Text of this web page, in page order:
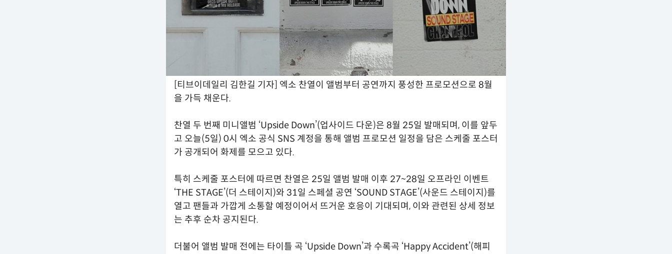
[티브이데일리 김한길 기자] 엑소 찬열이 앨범부터 공연까지 풍성한 프로모션으로 8월
을 가득 채운다.
찬열 두 번째 미니앨범 ‘Upside Down’(업사이드 다운)은 8월 25일 발매되며, 이를 앞두
고 오늘(5일) 0시 엑소 공식 SNS 계정을 통해 앨범 프로모션 일정을 담은 스케줄 포스터
가 공개되어 화제를 모으고 있다.
특히 스케줄 포스터에 따르면 찬열은 25일 앨범 발매 이후 27~28일 오프라인 이벤트
‘THE STAGE’(더 스테이지)와 31일 스페셜 공연 ‘SOUND STAGE’(사운드 스테이지)를
열고 팬들과 가깝게 소통할 예정이어서 뜨거운 호응이 기대되며, 이와 관련된 상세 정보
는 추후 순차 공지된다.
더불어 앨범 발매 전에는 타이틀 곡 ‘Upside Down’과 수록곡 ‘Happy Accident’(해피